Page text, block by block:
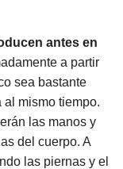
antes en
a partir
sea bastante
al mismo tiempo.
las manos y
del cuerpo. A
las piernas y el